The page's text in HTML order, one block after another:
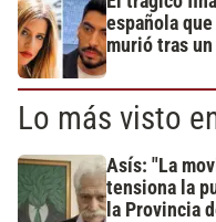
española
murió tras
Lo más visto
Asís: "La
tensiona la
la Provincia